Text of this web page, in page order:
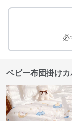
必
ベビー布団掛け